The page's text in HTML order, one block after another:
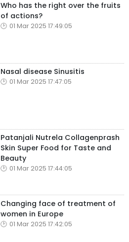
Who has the right over the fruits
of actions?
01 Mar 2025 17:49:05
Nasal disease Sinusitis
01 Mar 2025 17:47:05
Patanjali Nutrela Collagenprash
Skin Super Food for Taste and
Beauty
01 Mar 2025 17:44:05
Changing face of treatment of
women in Europe
01 Mar 2025 17:42:05